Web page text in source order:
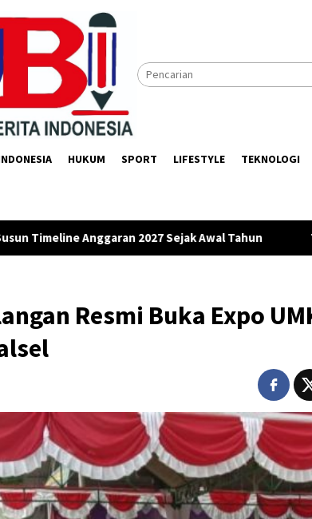
HUKUM SPORT LIFESTYLE TEKNOLOGI
Sejak Awal Tahun Tim U-21 Balangan Raih
Resmi Buka Expo